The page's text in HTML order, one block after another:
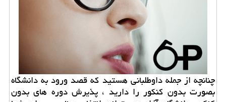
چنانچه از جمله داوطلبانی هستید كه قصد ورود به دانشگاه
بصورت بدون كنكور را دارید ، پذیرش دوره های بدون